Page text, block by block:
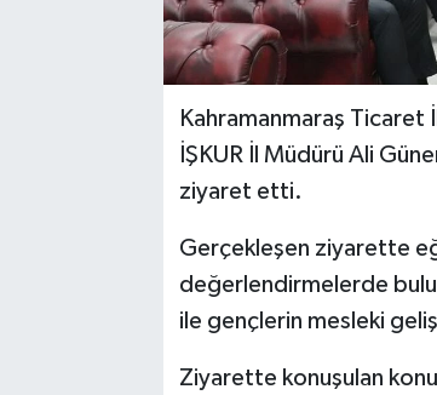
Kahramanmaraş Ticaret
İŞKUR İl Müdürü Ali
ziyaret etti.
Gerçekleşen ziyarette
değerlendirmelerde
ile gençlerin mesleki
Ziyarette konuşulan